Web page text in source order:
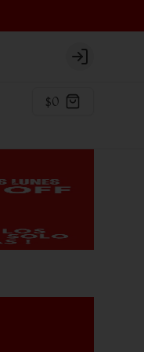
Login
$0